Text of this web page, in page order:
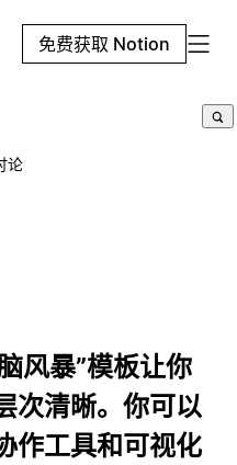
免费获取 Notion
论
风暴”模板让你
次清晰。你可以
作工具和可视化